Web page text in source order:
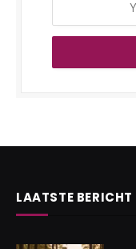
LAATSTE BERICHT